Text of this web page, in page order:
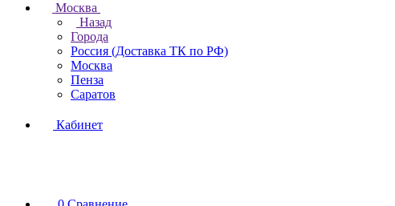
Москва
Назад
Города
Россия (Доставка ТК по РФ)
Москва
Пенза
Саратов
Кабинет